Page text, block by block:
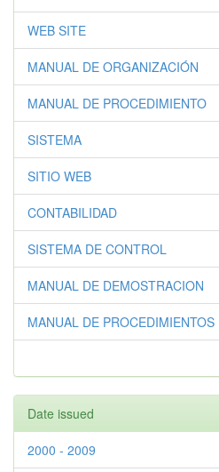
WEB SITE
MANUAL DE ORGANIZACIÓN
MANUAL DE PROCEDIMIENTO
SISTEMA
SITIO WEB
CONTABILIDAD
SISTEMA DE CONTROL
MANUAL DE DEMOSTRACION
MANUAL DE PROCEDIMIENTOS
Date issued
2000 - 2009